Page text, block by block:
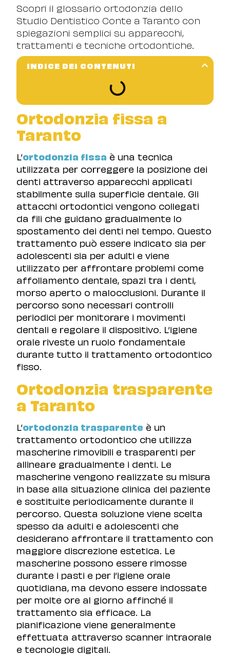
Scopri il glossario ortodonzia dello
Studio Dentistico Conte a Taranto con
spiegazioni semplici su apparecchi,
trattamenti e tecniche ortodontiche.
INDICE DEI CONTENUTI
Ortodonzia fissa a
Taranto
L’ortodonzia fissa è una tecnica
utilizzata per correggere la posizione dei
denti attraverso apparecchi applicati
stabilmente sulla superficie dentale. Gli
attacchi ortodontici vengono collegati
da fili che guidano gradualmente lo
spostamento dei denti nel tempo. Questo
trattamento può essere indicato sia per
adolescenti sia per adulti e viene
utilizzato per affrontare problemi come
affollamento dentale, spazi tra i denti,
morso aperto o malocclusioni. Durante il
percorso sono necessari controlli
periodici per monitorare i movimenti
dentali e regolare il dispositivo. L’igiene
orale riveste un ruolo fondamentale
durante tutto il trattamento ortodontico
fisso.
Ortodonzia trasparente
a Taranto
L’ortodonzia trasparente è un
trattamento ortodontico che utilizza
mascherine rimovibili e trasparenti per
allineare gradualmente i denti. Le
mascherine vengono realizzate su misura
in base alla situazione clinica del paziente
e sostituite periodicamente durante il
percorso. Questa soluzione viene scelta
spesso da adulti e adolescenti che
desiderano affrontare il trattamento con
maggiore discrezione estetica. Le
mascherine possono essere rimosse
durante i pasti e per l’igiene orale
quotidiana, ma devono essere indossate
per molte ore al giorno affinché il
trattamento sia efficace. La
pianificazione viene generalmente
effettuata attraverso scanner intraorale
e tecnologie digitali.